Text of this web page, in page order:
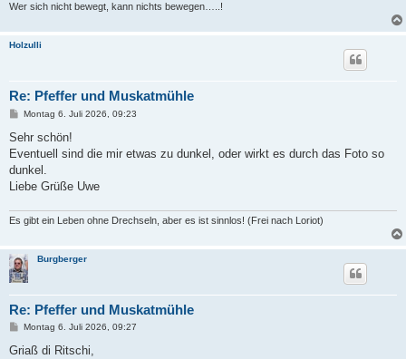
Wer sich nicht bewegt, kann nichts bewegen…..!
Holzulli
Re: Pfeffer und Muskatmühle
B
i
r
a
Montag 6. Juli 2026, 09:23
Sehr schön!
Eventuell sind die mir etwas zu dunkel, oder wirkt es durch das Foto so
dunkel.
Liebe Grüße Uwe
Es gibt ein Leben ohne Drechseln, aber es ist sinnlos! (Frei nach Loriot)
Burgberger
Re: Pfeffer und Muskatmühle
B
i
Montag 6. Juli 2026, 09:27
Griaß di Ritschi,